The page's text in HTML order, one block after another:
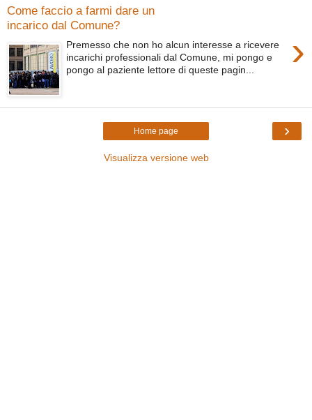
Come faccio a farmi dare un
incarico dal Comune?
›
Premesso che non ho alcun interesse a ricevere
incarichi professionali dal Comune, mi pongo e
pongo al paziente lettore di queste pagin...
›
Home page
Visualizza versione web